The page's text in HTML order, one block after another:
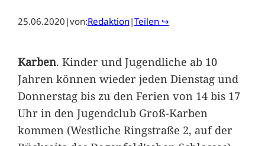
25.06.2020 |von:Redaktion|Teilen ↪
Karben. Kinder und Jugendliche ab 10
Jahren können wieder jeden Dienstag und
Donnerstag bis zu den Ferien von 14 bis 17
Uhr in den Jugendclub Groß-Karben
kommen (Westliche Ringstraße 2, auf der